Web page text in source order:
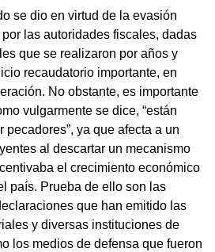
se dio en virtud de la evasión
las autoridades fiscales, dadas
que se realizaron por años y
recaudatorio importante, en
No obstante, es importante
vulgarmente se dice, “están
pecadores”, ya que afecta a un
al descartar un mecanismo
el crecimiento económico
país. Prueba de ello son las
que han emitido las
y diversas instituciones de
los medios de defensa que fueron